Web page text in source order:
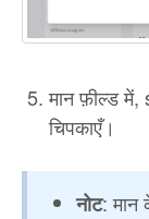
मान फ़ील्ड में,
चिपकाएँ।
नोट: